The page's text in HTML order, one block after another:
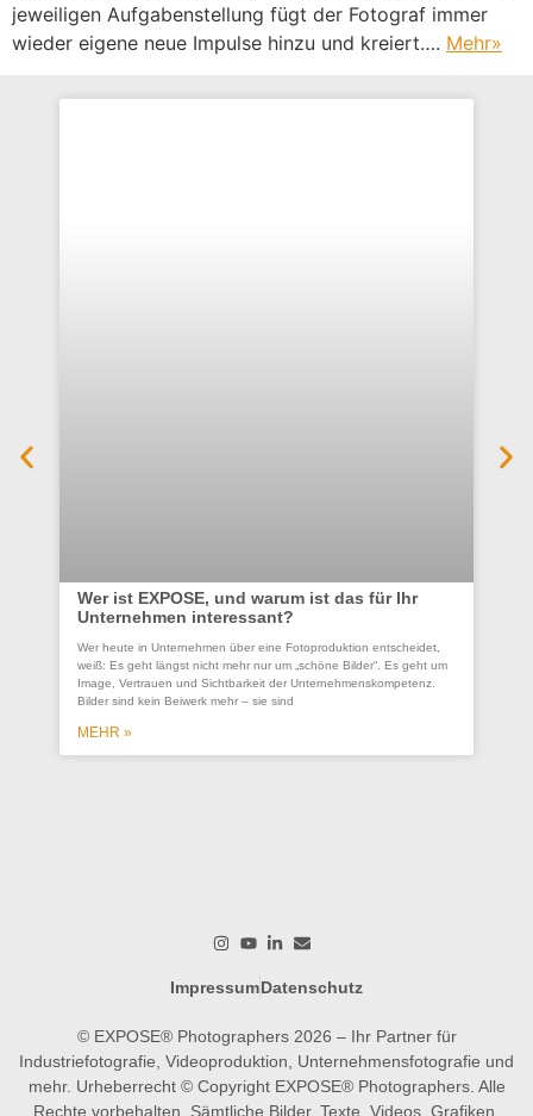
jeweiligen Aufgabenstellung fügt der Fotograf immer
wieder eigene neue Impulse hinzu und kreiert…. Mehr»
Wer ist EXPOSE, und warum ist das für Ihr
Unternehmen interessant?
Wer heute in Unternehmen über eine Fotoproduktion entscheidet,
weiß: Es geht längst nicht mehr nur um „schöne Bilder“. Es geht um
Image, Vertrauen und Sichtbarkeit der Unternehmenskompetenz.
Bilder sind kein Beiwerk mehr – sie sind
MEHR »
ImpressumDatenschutz
© EXPOSE® Photographers 2026 – Ihr Partner für
Industriefotografie, Videoproduktion, Unternehmensfotografie und
mehr. Urheberrecht © Copyright EXPOSE® Photographers. Alle
Rechte vorbehalten. Sämtliche Bilder, Texte, Videos, Grafiken,